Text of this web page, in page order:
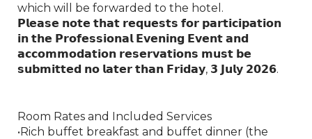
which will be forwarded to the hotel.
𝗣𝗹𝗲𝗮𝘀𝗲 𝗻𝗼𝘁𝗲 𝘁𝗵𝗮𝘁 𝗿𝗲𝗾𝘂𝗲𝘀𝘁𝘀 𝗳𝗼𝗿 𝗽𝗮𝗿𝘁𝗶𝗰𝗶𝗽𝗮𝘁𝗶𝗼𝗻
𝗶𝗻 𝘁𝗵𝗲 𝗣𝗿𝗼𝗳𝗲𝘀𝘀𝗶𝗼𝗻𝗮𝗹 𝗘𝘃𝗲𝗻𝗶𝗻𝗴 𝗘𝘃𝗲𝗻𝘁 𝗮𝗻𝗱
𝗮𝗰𝗰𝗼𝗺𝗺𝗼𝗱𝗮𝘁𝗶𝗼𝗻 𝗿𝗲𝘀𝗲𝗿𝘃𝗮𝘁𝗶𝗼𝗻𝘀 𝗺𝘂𝘀𝘁 𝗯𝗲
𝘀𝘂𝗯𝗺𝗶𝘁𝘁𝗲𝗱 𝗻𝗼 𝗹𝗮𝘁𝗲𝗿 𝘁𝗵𝗮𝗻 𝗙𝗿𝗶𝗱𝗮𝘆, 𝟯 𝗝𝘂𝗹𝘆 𝟮𝟬𝟮𝟲.
Room Rates and Included Services
•Rich buffet breakfast and buffet dinner (the